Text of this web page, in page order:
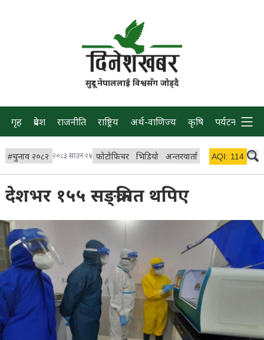
सुदूर नेपाललाई विश्वसँग जोड्दै
गृह प्रदेश राजनीति राष्ट्रिय अर्थ-वाणिज्य कृषि पर्यटन प्रवास
#चुनाव २०८२ २०८३ साउन २४ फोटोफिचर भिडियो अन्तरवार्ता विचार/ब्लग
AQI: 114
देशभर १५५ सङ्क्रमित थपिए